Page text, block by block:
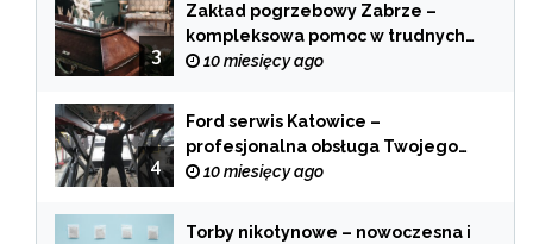
3
Zakład pogrzebowy Zabrze –
kompleksowa pomoc w trudnych
chwilach
10 miesięcy ago
4
Ford serwis Katowice –
profesjonalna obsługa Twojego
samochodu
10 miesięcy ago
Torby nikotynowe – nowoczesna i